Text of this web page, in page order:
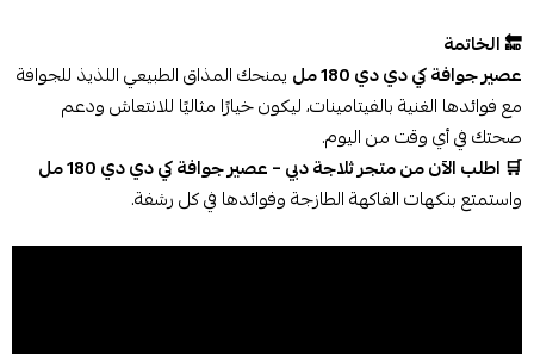
🔚 الخاتمة
عصير جوافة كي دي دي 180 مل
يمنحك المذاق الطبيعي اللذيذ للجوافة
مع فوائدها الغنية بالفيتامينات، ليكون خيارًا مثاليًا للانتعاش ودعم
صحتك في أي وقت من اليوم.
🛒 اطلب الآن من متجر ثلاجة دبي – عصير جوافة كي دي دي 180 مل
واستمتع بنكهات الفاكهة الطازجة وفوائدها في كل رشفة.